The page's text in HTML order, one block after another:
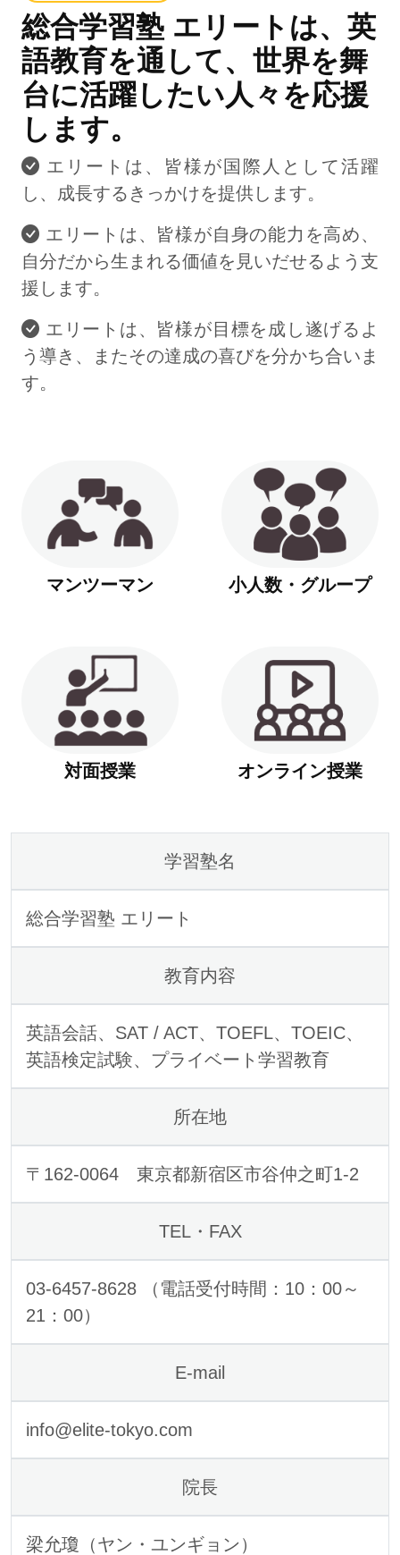
総合学習塾 エリートは、英
語教育を通して、世界を舞
台に活躍したい人々を応援
します。
エリートは、皆様が国際人として活躍
し、成長するきっかけを提供します。
エリートは、皆様が自身の能力を高め、
自分だから生まれる価値を見いだせるよう支
援します。
エリートは、皆様が目標を成し遂げるよ
う導き、またその達成の喜びを分かち合いま
す。
マンツーマン 小人数・グループ
対面授業 オンライン授業
学習塾名
総合学習塾 エリート
教育内容
英語会話、SAT / ACT、TOEFL、TOEIC、
英語検定試験、プライベート学習教育
所在地
〒162-0064 東京都新宿区市谷仲之町1-2
TEL・FAX
03-6457-8628 （電話受付時間：10：00～
21：00）
E-mail
info@elite-tokyo.com
院長
梁允瓊（ヤン・ユンギョン）